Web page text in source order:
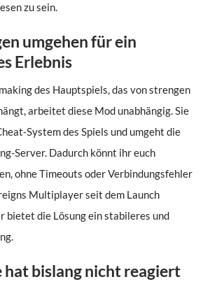
zu sein.
umgehen für ein
Erlebnis
des Hauptspiels, das von strengen
arbeitet diese Mod unabhängig. Sie
System des Spiels und umgeht die
Server. Dadurch könnt ihr euch
ohne Timeouts oder Verbindungsfehler
Multiplayer seit dem Launch
bietet die Lösung ein stabileres und
bislang nicht reagiert